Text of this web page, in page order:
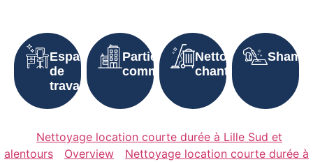
Espaces
de
travail
Parties
communes
Nettoyage
chantier
Nettoyage location courte durée à Lille Sud et
alentours
Overview
Nettoyage location courte durée à